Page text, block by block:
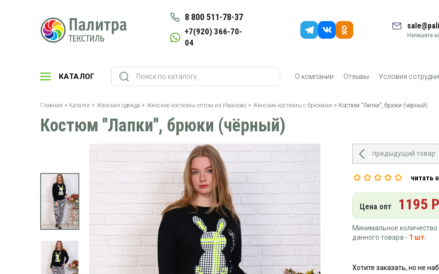
8 800 511-78-37
+7(920) 366-70-
04
Напишите
КАТАЛОГ О компании Отзывы Условия
Главная > Каталог > Женская одежда > Женские костюмы оптом из Иваново > Женские костюмы с брюками > Костюм "Лапки", брюки (чёрный)
Костюм "Лапки", брюки (чёрный)
предыдущий товар
читать
Цена опт 1195 Р
Минимальное количество
данного товара - 1 шт.
Хотите заказать, но не